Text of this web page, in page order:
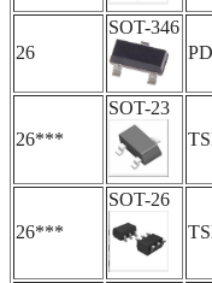
26
SOT-346
26***
SOT-23
26***
SOT-26